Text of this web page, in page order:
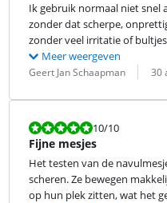
Ik gebruik normaal niet snel
zonder dat scherpe,
zonder veel irritatie of
Meer weergeven
Beoordeling door:
Geert Jan Schaapman
Datum: 30
Beoordeling is 10 van de 10.
10/10
Fijne mesjes
Het testen van de
scheren. Ze bewegen
op hun plek zitten, wat het